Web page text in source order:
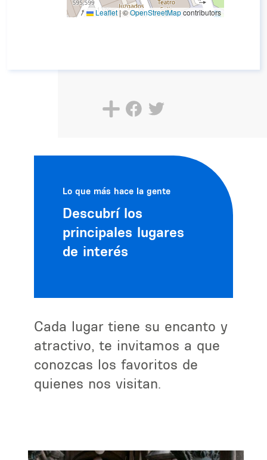
Leaflet|©OpenStreetMapcontributors
Lo que más hace la gente
Descubrí los
principales lugares
de interés
Cada lugar tiene su encanto y
atractivo, te invitamos a que
conozcas los favoritos de
quienes nos visitan.